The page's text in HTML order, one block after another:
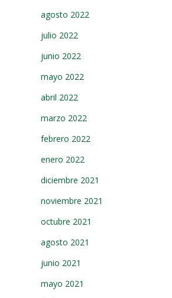
agosto 2022
julio 2022
junio 2022
mayo 2022
abril 2022
marzo 2022
febrero 2022
enero 2022
diciembre 2021
noviembre 2021
octubre 2021
agosto 2021
junio 2021
mayo 2021